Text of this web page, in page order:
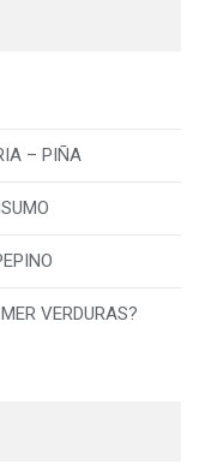
– PIÑA
VERDURAS?